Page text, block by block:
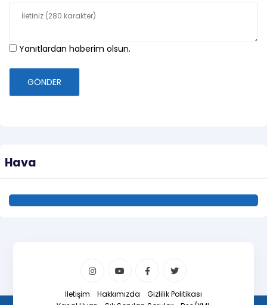
Yanıtlardan haberim olsun.
GÖNDER
Hava
İletişim Hakkımızda
Gizlilik Politikası